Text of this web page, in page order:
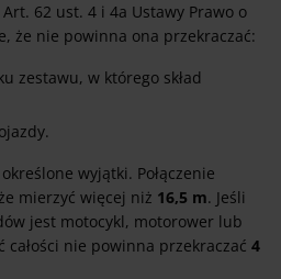
62 ust. 4 i 4a Ustawy Prawo o
że nie powinna ona przekraczać:
zestawu, w którego skład
wyjątki. Połączenie
mierzyć więcej niż 16,5 m. Jeśli
jest motocykl, motorower lub
całości nie powinna przekraczać 4